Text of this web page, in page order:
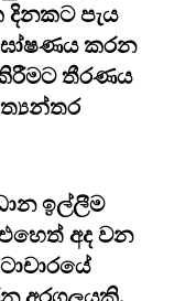
පැය
කරන
කිරීමට තීරණය
ඉල්ලීම
අද වන